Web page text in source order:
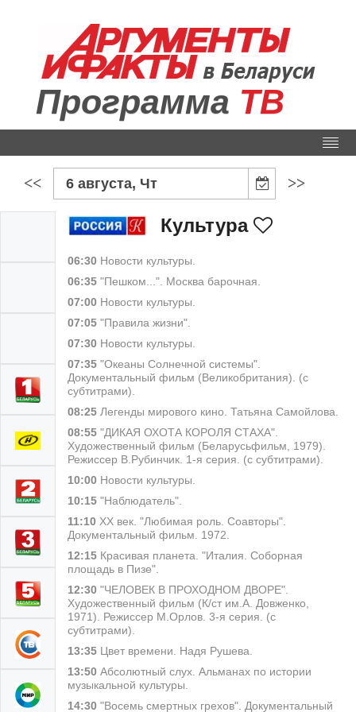
Программа ТВ
<< 6 августа, Чт >>
Культура
06:30 Новости культуры.
06:35 "Пешком...". Москва барочная.
07:00 Новости культуры.
07:05 "Правила жизни".
07:30 Новости культуры.
07:35 "Океаны Солнечной системы".
Документальный фильм (Великобритания). (с
субтитрами).
08:25 Легенды мирового кино. Татьяна Самойлова.
08:55 "ДИКАЯ ОХОТА КОРОЛЯ СТАХА".
Художественный фильм (Беларусьфильм, 1979).
Режиссер В.Рубинчик. 1-я серия. (с субтитрами).
10:00 Новости культуры.
10:15 "Наблюдатель".
11:10 ХХ век. "Любимая роль. Соавторы".
Документальный фильм. 1972.
12:15 Красивая планета. "Италия. Соборная
площадь в Пизе".
12:30 "ЧЕЛОВЕК В ПРОХОДНОМ ДВОРЕ".
Художественный фильм (К/ст им.А. Довженко,
1971). Режиссер М.Орлов. 3-я серия. (с
субтитрами).
13:35 Цвет времени. Надя Рушева.
13:50 Абсолютный слух. Альманах по истории
музыкальной культуры.
14:30 "Восемь смертных грехов". Документальный